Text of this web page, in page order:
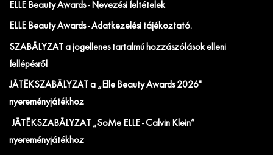
ELLE Beauty Awards - Nevezési feltételek
ELLE Beauty Awards - Adatkezelési tájékoztató.
SZABÁLYZAT a jogellenes tartalmú hozzászólások elleni
fellépésről
JÁTÉKSZABÁLYZAT a „Elle Beauty Awards 2026"
nyereményjátékhoz
JÁTÉKSZABÁLYZAT „SoMe ELLE - Calvin Klein”
nyereményjátékhoz